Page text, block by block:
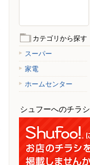
カテゴリから探す
スーパー
家電
ホームセンター
シュフーへのチラ